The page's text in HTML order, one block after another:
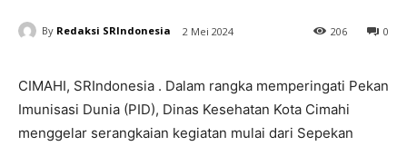
By Redaksi SRIndonesia 2 Mei 2024 0
206
CIMAHI, SRIndonesia . Dalam rangka memperingati Pekan
Imunisasi Dunia (PID), Dinas Kesehatan Kota Cimahi
menggelar serangkaian kegiatan mulai dari Sepekan